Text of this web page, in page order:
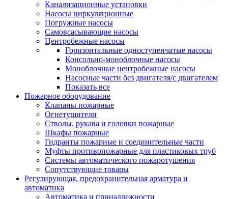
Канализационные установки
Насосы циркуляционные
Погружные насосы
Самовсасывающие насосы
Центробежные насосы
Горизонтальные одноступенчатые насосы
Консольно-моноблочные насосы
Моноблочные центробежные насосы
Насосные части без двигателя/с двигателем
Показать все
Пожарное оборудование
Клапаны пожарные
Огнетушители
Стволы, рукава и головки пожарные
Шкафы пожарные
Гидранты пожарные и соединительные части
Муфты противопожарные для пластиковых труб
Системы автоматического пожаротушения
Сопутствующие товары
Регулирующая, предохранительная арматура и
автоматика
Автоматика и принадлежности